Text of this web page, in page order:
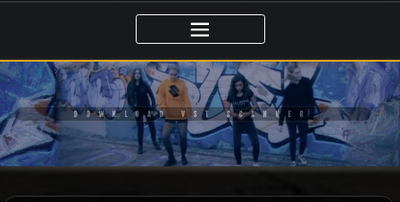
de
inhoud
DOWNLOAD VST SCANNER